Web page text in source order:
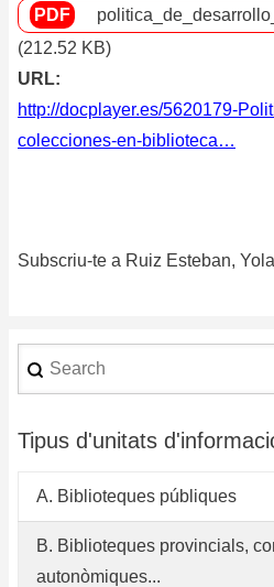
(212.52 KB)
URL
http://docplayer.es/5620179-
colecciones-en-biblioteca…
Subscriu-te a Ruiz Esteban,
Search
Tipus d'unitats
A. Biblioteques públiques
B. Biblioteques provincials,
autonòmiques...